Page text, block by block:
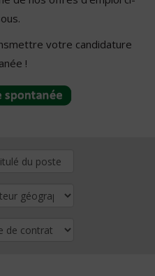
votre candidature
!